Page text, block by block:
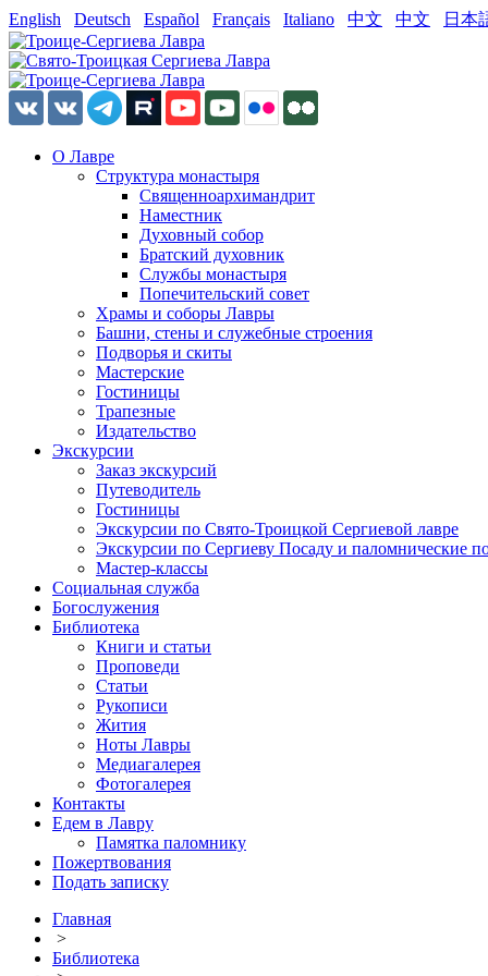
English Deutsch Español Français Italiano 中文 中文 日本
О Лавре
Структура монастыря
Священноархимандрит
Наместник
Духовный собор
Братский духовник
Службы монастыря
Попечительский совет
Храмы и соборы Лавры
Башни, стены и служебные строения
Подворья и скиты
Мастерские
Гостиницы
Трапезные
Издательство
Экскурсии
Заказ экскурсий
Путеводитель
Гостиницы
Экскурсии по Свято-Троицкой Сергиевой лавре
Экскурсии по Сергиеву Посаду и паломнические
Мастер-классы
Социальная служба
Богослужения
Библиотека
Книги и статьи
Проповеди
Статьи
Рукописи
Жития
Ноты Лавры
Медиагалерея
Фотогалерея
Контакты
Едем в Лавру
Памятка паломнику
Пожертвования
Подать записку
Главная
>
Библиотека